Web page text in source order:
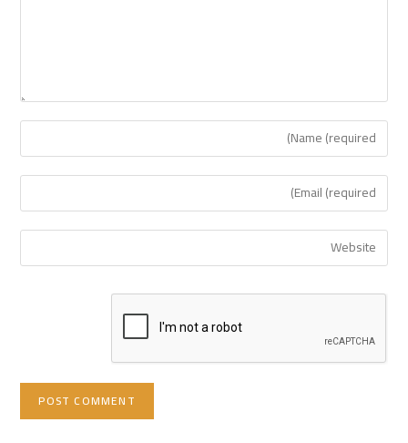
Enter
your
name
comment
Enter
your
email
address
comment
Enter
your